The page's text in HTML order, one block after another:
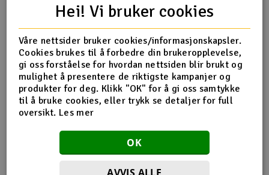
Smarthjem, lek & hobby
Solenergi
Sparkesykler & elkjøretøy
Verktøy, utstyr & tilbehør
karbonpropell, laget for elektriske motoroppsett tilpasset
seilfly o.l. Spinner må kjøpes separat.
Spesifikasjoner
Max RPM
12000
Diameter
13"
Product details in english
The new generation of folding propellers from Rudolf
Hei! Vi bruker cookies
Våre nettsider bruker cookies/informasjonskapsler.
Cookies brukes til å forbedre din brukeropplevelse,
gi oss forståelse for hvordan nettsiden blir brukt og
mulighet å presentere de riktigste kampanjer og
produkter for deg. Klikk "OK" for å gi oss samtykke
til å bruke cookies, eller trykk se detaljer for full
oversikt. Les mer
OK
AVVIS ALLE